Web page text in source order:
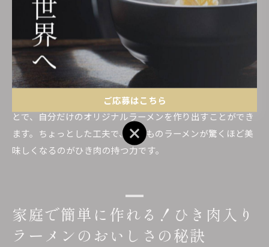
ランスを向上させるだけでなく、食後の満足感も高まりま
す。特に、スープと一体化したひき肉は、スープの旨味を吸
収しつつ自らの旨味を放出し、味わい深い一杯を実現しま
す。この相乗効果によって、ひき肉入りラーメンはシンプル
ながらも贅沢な味わいを楽しむことができるのです。また、
家庭でひき肉を使用する際は、その量や調理法を工夫するこ
とで、自分だけのオリジナルラーメンを作り出すことができ
ます。ちょっとした工夫で、いつものラーメンが驚くほど美
味しくなるのがひき肉の持つ力です。
家庭で簡単に作れる！ひき肉入り
ラーメンのおいしさの秘訣
ご応募はこちら
ご応募はこちら